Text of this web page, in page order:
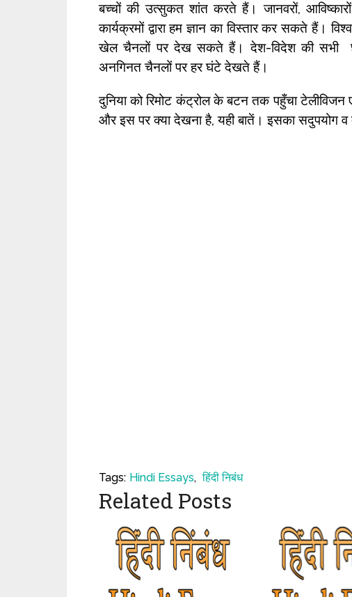
बच्चों की उत्सुकत शांत करते हैं। जानवरों,
कार्यक्रमों द्वारा हम ज्ञान का विस्तार कर सकते हैं।
खेल चैनलों पर देख सकते हैं। देश-विदेश की सभी
अनगिनत चैनलों पर हर घंटे देखते हैं।
दुनिया को रिमोट कंट्रोल के बटन तक पहुँचा टेलीविजन
और इस पर क्या देखना है, यही बातें। इसका सदुपयोग व
Tags: Hindi Essays, हिंदी निबंध
Related Posts